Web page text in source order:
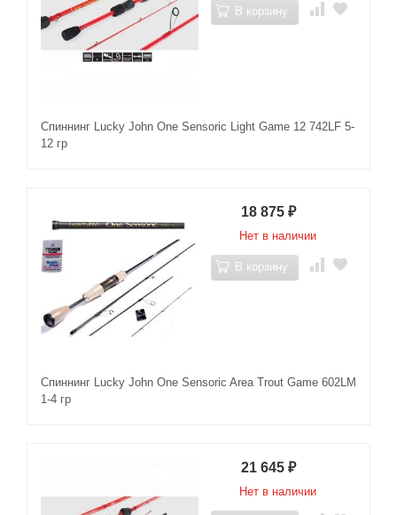
Спиннинг Lucky John One Sensoric Light Game 12 742LF 5-
12 гр
В корзину
Спиннинг Lucky John One Sensoric Area Trout Game 602LM
1-4 гр
18 875 ₽
Нет в наличии
В корзину
21 645 ₽
Нет в наличии